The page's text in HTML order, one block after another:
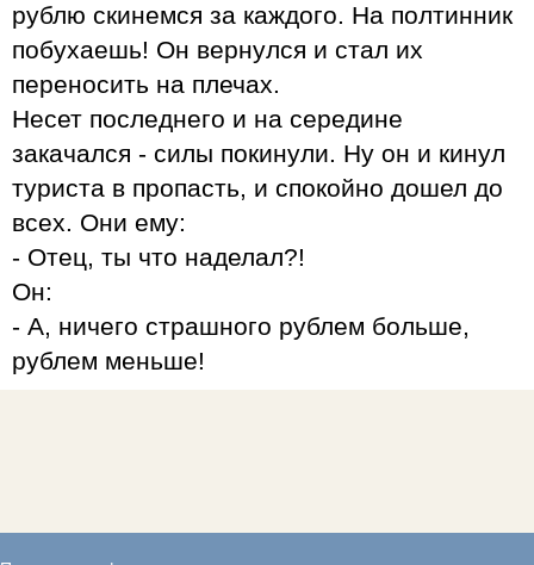
рублю скинемся за каждого. На полтинник
побухаешь! Он вернулся и стал их
переносить на плечах.
Несет последнего и на середине
закачался - силы покинули. Ну он и кинул
туриста в пропасть, и спокойно дошел до
всех. Они ему:
- Отец, ты что наделал?!
Он:
- А, ничего страшного рублем больше,
рублем меньше!